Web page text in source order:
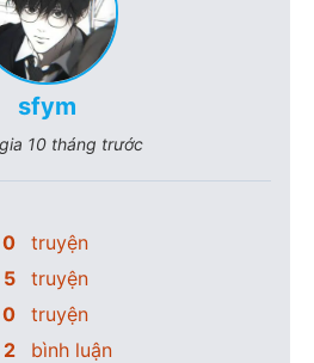
sfym
10 tháng trước
0
truyện
5
truyện
0
truyện
2
bình luận